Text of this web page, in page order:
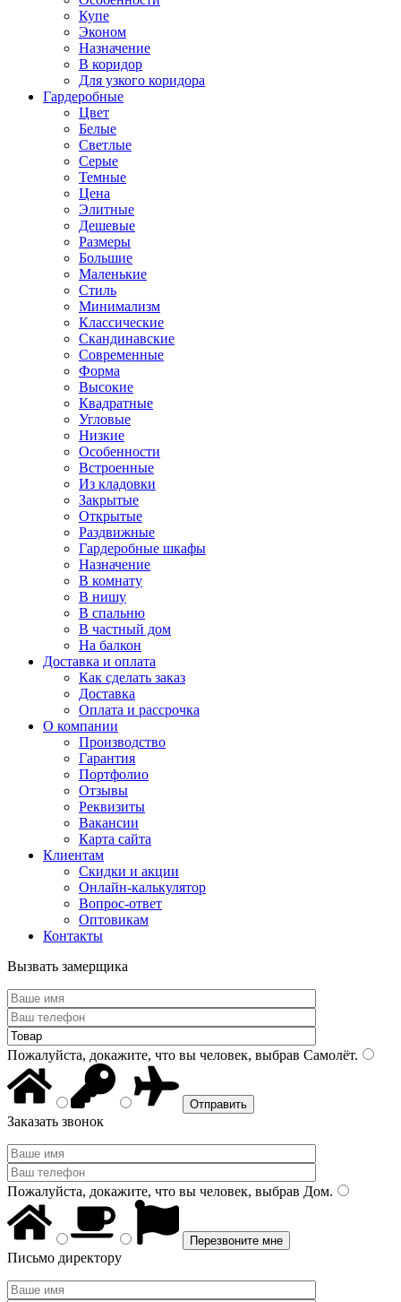
Купе
Эконом
Назначение
В коридор
Для узкого коридора
Гардеробные
Цвет
Белые
Светлые
Серые
Темные
Цена
Элитные
Дешевые
Размеры
Большие
Маленькие
Стиль
Минимализм
Классические
Скандинавские
Современные
Форма
Высокие
Квадратные
Угловые
Низкие
Особенности
Встроенные
Из кладовки
Закрытые
Открытые
Раздвижные
Гардеробные шкафы
Назначение
В комнату
В нишу
В спальню
В частный дом
На балкон
Доставка и оплата
Как сделать заказ
Доставка
Оплата и рассрочка
О компании
Производство
Гарантия
Портфолио
Отзывы
Реквизиты
Вакансии
Карта сайта
Клиентам
Скидки и акции
Онлайн-калькулятор
Вопрос-ответ
Оптовикам
Контакты
Вызвать замерщика
Пожалуйста, докажите, что вы человек, выбрав Самолёт.
Заказать звонок
Пожалуйста, докажите, что вы человек, выбрав Дом.
Письмо директору